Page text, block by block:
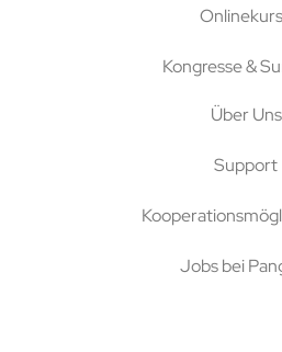
Kongresse &
Über Uns
Support
Jobs bei